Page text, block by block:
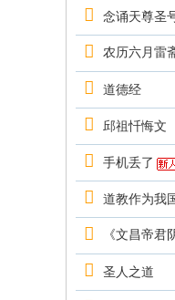
念诵天尊圣
农历六月雷
道德经
邱祖忏悔文
手机丢了
道教作为我
《文昌帝君
圣人之道